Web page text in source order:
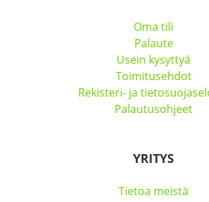
Oma tili
Palaute
Usein kysyttyä
Toimitusehdot
Rekisteri- ja
Palautusohjeet
YRITYS
Tietoa meistä